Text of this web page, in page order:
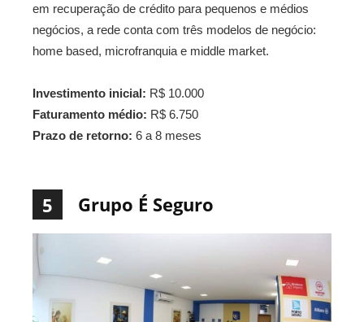
em recuperação de crédito para pequenos e médios
negócios, a rede conta com três modelos de negócio:
home based, microfranquia e middle market.
Investimento inicial: R$ 10.000
Faturamento médio: R$ 6.750
Prazo de retorno: 6 a 8 meses
5 Grupo É Seguro